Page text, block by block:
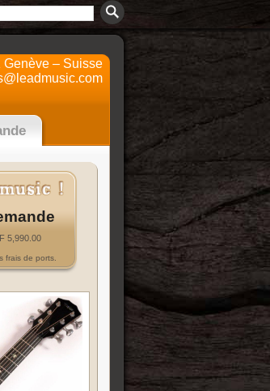
Genève – Suisse
5,990.00
frais de ports.